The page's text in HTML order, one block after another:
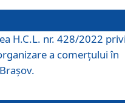
H.C.L. nr. 428/2022
a comerțului în